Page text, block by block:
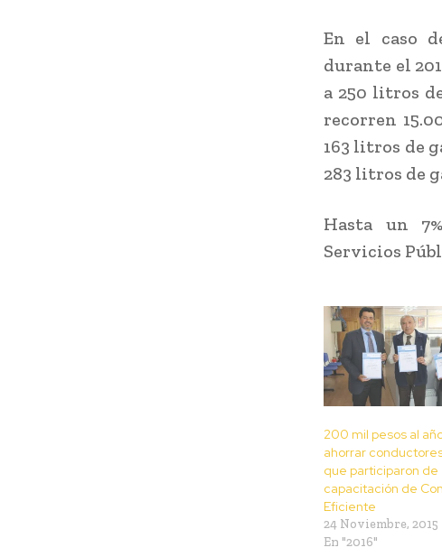
En el caso
durante el
a 250 litros
recorren
163 litros de
283 litros de
Hasta un
Servicios
200 mil pesos al
ahorrar
que participaron de
capacitación de
Eficiente
24 Noviembre, 2015
En "2016"